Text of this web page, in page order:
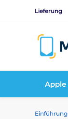
Lieferung
Apple
Einführung